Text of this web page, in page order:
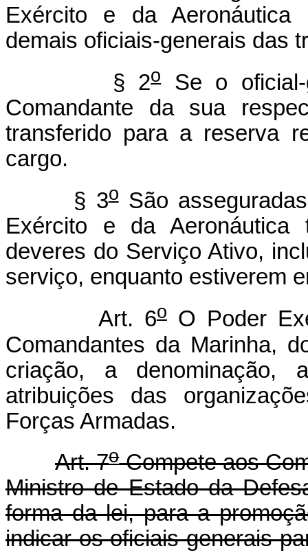
Exército e da Aeronáutica
demais oficiais-generais das
§ 2oSe o oficial-
Comandante da sua
transferido para a reserva
cargo.
§ 3oSão
Exército e da Aeronáutica
deveres do Serviço Ativo,
serviço, enquanto estiverem
Art. 6oO Poder
Comandantes da Marinha,
criação, a
atribuições das
Forças Armadas.
Art. 7oCompete aos
Ministro de Estado da
forma da lei, para a
indicar os oficiais-generais